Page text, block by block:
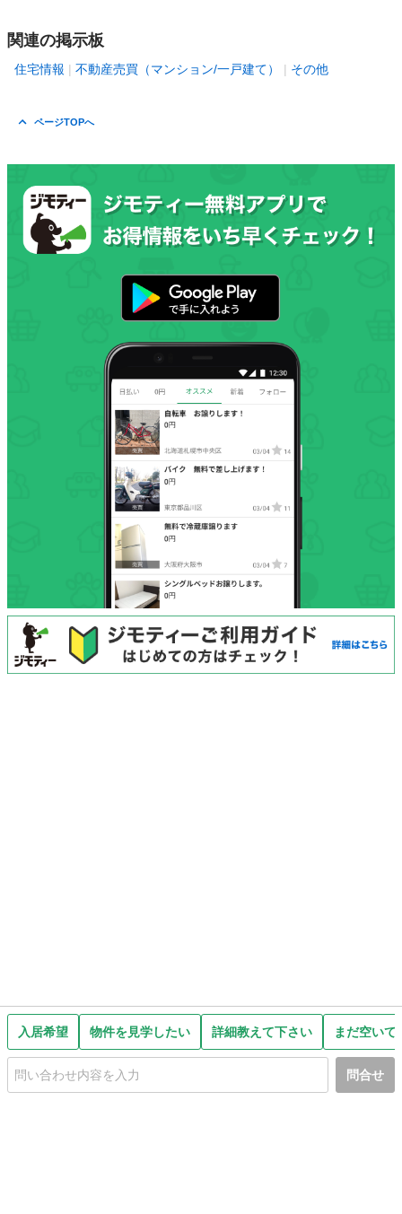
入居希望 物件を見学したい 詳細教えて下さい まだ空いて
問合せ
関連の掲示板
住宅情報 不動産売買（マンション/一戸建て） その他
ページTOPへ